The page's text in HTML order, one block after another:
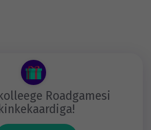
Roadgamesi
kinkekaardiga!